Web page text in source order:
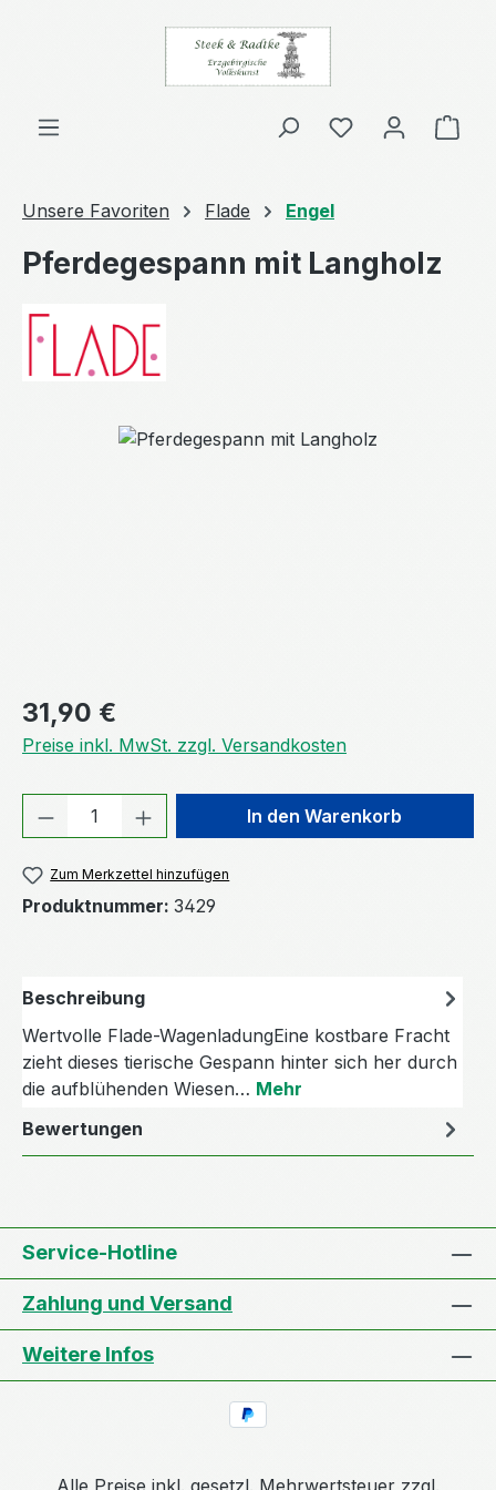
Zum Hauptinhalt springen
Unsere Favoriten Flade Engel
Pferdegespann mit Langholz
Bildergalerie überspringen
Regulärer Preis:
31,90 €
Preise inkl. MwSt. zzgl. Versandkosten
Produkt Anzahl: Gib denIn den Warenkorb
Zum Merkzettel hinzufügen
Produktnummer: 3429
Beschreibung
Wertvolle Flade-WagenladungEine kostbare Fracht
zieht dieses tierische Gespann hinter sich her durch
die aufblühenden Wiesen… Mehr
Bewertungen
Service-Hotline
Zahlung und Versand
Weitere Infos
Alle Preise inkl. gesetzl. Mehrwertsteuer zzgl.